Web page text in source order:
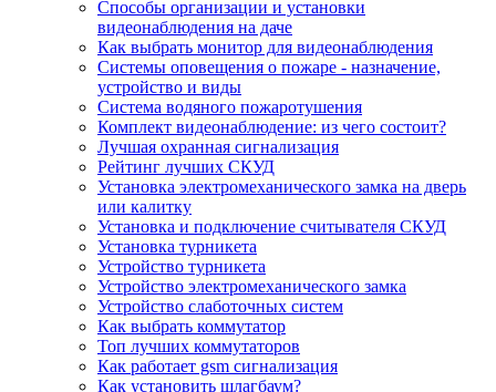
Способы организации и установки
видеонаблюдения на даче
Как выбрать монитор для видеонаблюдения
Системы оповещения о пожаре - назначение,
устройство и виды
Система водяного пожаротушения
Комплект видеонаблюдение: из чего состоит?
Лучшая охранная сигнализация
Рейтинг лучших СКУД
Установка электромеханического замка на дверь
или калитку
Установка и подключение считывателя СКУД
Установка турникета
Устройство турникета
Устройство электромеханического замка
Устройство слаботочных систем
Как выбрать коммутатор
Топ лучших коммутаторов
Как работает gsm сигнализация
Как установить шлагбаум?